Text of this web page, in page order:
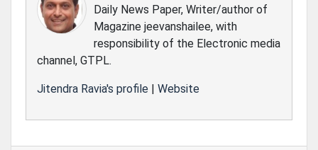
Daily News Paper, Writer/author of
Magazine jeevanshailee, with
responsibility of the Electronic media
channel, GTPL.
Jitendra Ravia's profile | Website